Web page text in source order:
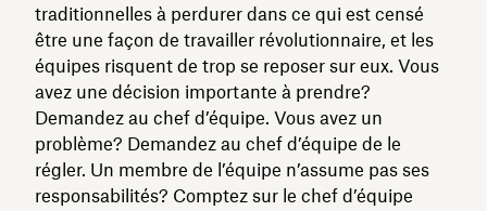
traditionnelles à perdurer dans ce qui est censé
être une façon de travailler révolutionnaire, et les
équipes risquent de trop se reposer sur eux. Vous
avez une décision importante à prendre?
Demandez au chef d’équipe. Vous avez un
problème? Demandez au chef d’équipe de le
régler. Un membre de l’équipe n’assume pas ses
responsabilités? Comptez sur le chef d’équipe